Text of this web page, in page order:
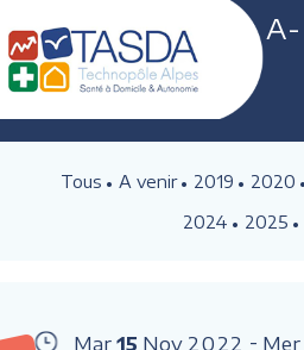
A-
Tous A venir 2019 2020
2024
2025
Mar 15 Nov 2022 Mer